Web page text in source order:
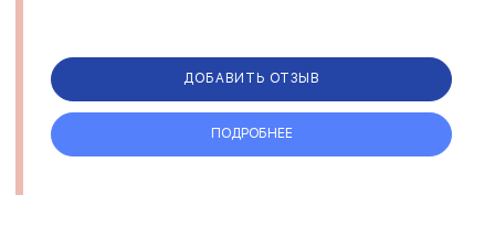
ДОБАВИТЬ ОТЗЫВ
ПОДРОБНЕЕ